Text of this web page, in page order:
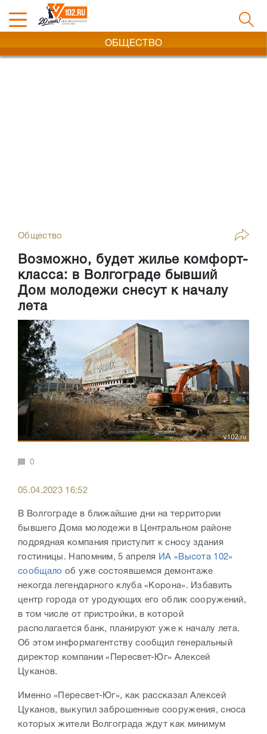
ОБЩЕСТВО
Общество
Возможно, будет жилье комфорт-
класса: в Волгограде бывший
Дом молодежи снесут к началу
лета
0
05.04.2023 16:52
В Волгограде в ближайшие дни на территории
бывшего Дома молодежи в Центральном районе
подрядная компания приступит к сносу здания
гостиницы. Напомним, 5 апреля ИА «Высота 102»
сообщало об уже состоявшемся демонтаже
некогда легендарного клуба «Корона». Избавить
центр города от уродующих его облик сооружений,
в том числе от пристройки, в которой
располагается банк, планируют уже к началу лета.
Об этом информагентству сообщил генеральный
директор компании «Пересвет-Юг» Алексей
Цуканов.
Именно «Пересвет-Юг», как рассказал Алексей
Цуканов, выкупил заброшенные сооружения, сноса
которых жители Волгограда ждут как минимум